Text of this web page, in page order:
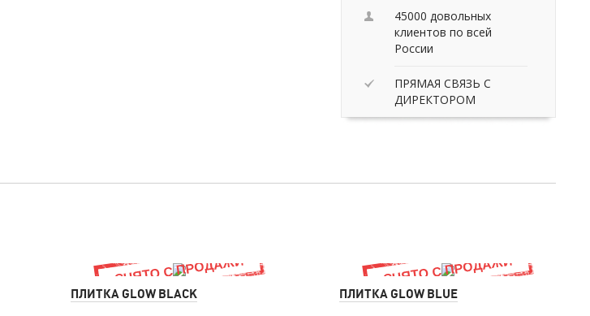
45000 довольных
клиентов по всей
России
ПРЯМАЯ СВЯЗЬ С
ДИРЕКТОРОМ
ПЛИТКА GLOW BLACK ПЛИТКА GLOW BLUE